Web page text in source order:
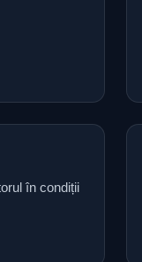
în condiții